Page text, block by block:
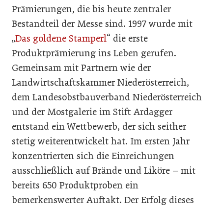
Prämierungen, die bis heute zentraler
Bestandteil der Messe sind. 1997 wurde mit
„Das goldene Stamperl“ die erste
Produktprämierung ins Leben gerufen.
Gemeinsam mit Partnern wie der
Landwirtschaftskammer Niederösterreich,
dem Landesobstbauverband Niederösterreich
und der Mostgalerie im Stift Ardagger
entstand ein Wettbewerb, der sich seither
stetig weiterentwickelt hat. Im ersten Jahr
konzentrierten sich die Einreichungen
ausschließlich auf Brände und Liköre – mit
bereits 650 Produktproben ein
bemerkenswerter Auftakt. Der Erfolg dieses